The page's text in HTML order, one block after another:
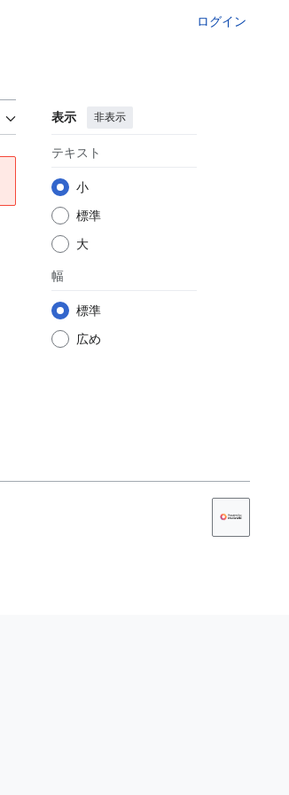
ログイン
表示 非表示
テキスト
小
標準
大
幅
標準
広め